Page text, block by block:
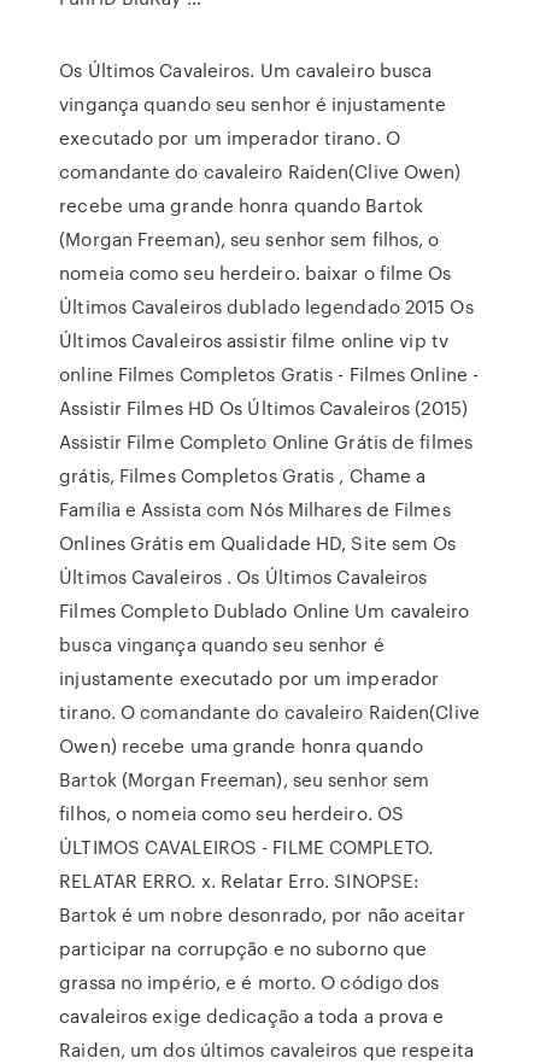
Os Últimos Cavaleiros. Um cavaleiro busca
vingança quando seu senhor é injustamente
executado por um imperador tirano. O
comandante do cavaleiro Raiden(Clive Owen)
recebe uma grande honra quando Bartok
(Morgan Freeman), seu senhor sem filhos, o
nomeia como seu herdeiro. baixar o filme Os
Últimos Cavaleiros dublado legendado 2015 Os
Últimos Cavaleiros assistir filme online vip tv
online Filmes Completos Gratis - Filmes Online -
Assistir Filmes HD Os Últimos Cavaleiros (2015)
Assistir Filme Completo Online Grátis de filmes
grátis, Filmes Completos Gratis , Chame a
Família e Assista com Nós Milhares de Filmes
Onlines Grátis em Qualidade HD, Site sem Os
Últimos Cavaleiros . Os Últimos Cavaleiros
Filmes Completo Dublado Online Um cavaleiro
busca vingança quando seu senhor é
injustamente executado por um imperador
tirano. O comandante do cavaleiro Raiden(Clive
Owen) recebe uma grande honra quando
Bartok (Morgan Freeman), seu senhor sem
filhos, o nomeia como seu herdeiro. OS
ÚLTIMOS CAVALEIROS - FILME COMPLETO.
RELATAR ERRO. x. Relatar Erro. SINOPSE:
Bartok é um nobre desonrado, por não aceitar
participar na corrupção e no suborno que
grassa no império, e é morto. O código dos
cavaleiros exige dedicação a toda a prova e
Raiden, um dos últimos cavaleiros que respeita